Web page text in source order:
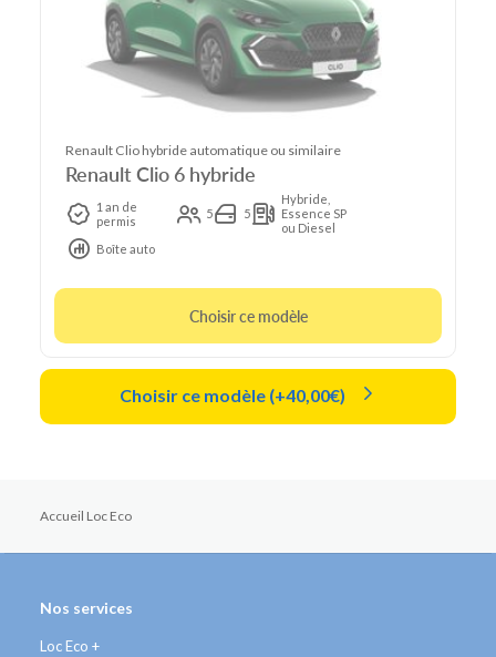
Renault Clio hybride automatique ou similaire
Renault Clio 6 hybride
1 an de
permis
5 5
Hybride,
Essence SP
ou Diesel
Boîte auto
Choisir ce modèle
Choisir ce modèle (+40,00€)
Accueil Loc Eco
Nos services
Loc Eco +